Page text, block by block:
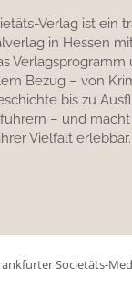
Verlag ist ein
in Hessen
Bezug – von
bis zu
– und
Vielfalt erlebbar.
Societäts-